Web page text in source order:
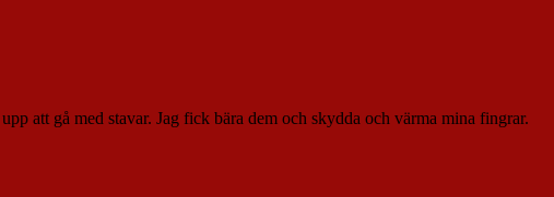
att gå med stavar. Jag fick bära dem och skydda och värma mina fingrar.